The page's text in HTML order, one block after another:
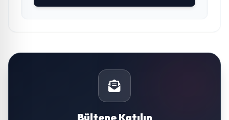
Bültene Katılın